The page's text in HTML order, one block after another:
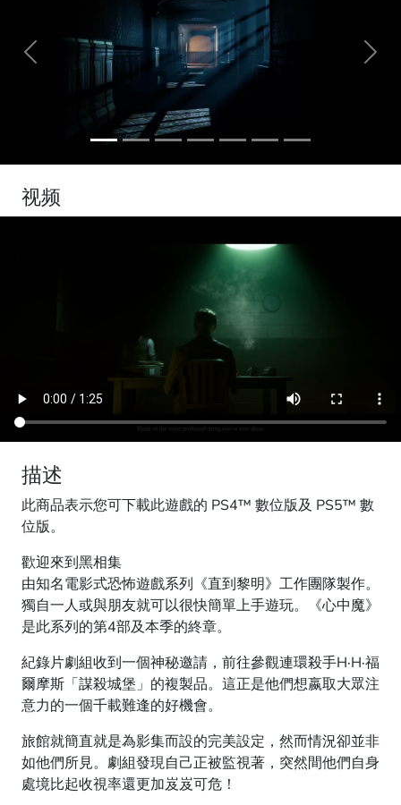
Previous Next
视频
描述
此商品表示您可下載此遊戲的 PS4™ 數位版及 PS5™ 數
位版。
歡迎來到黑相集
由知名電影式恐怖遊戲系列《直到黎明》工作團隊製作。
獨自一人或與朋友就可以很快簡單上手遊玩。《心中魔》
是此系列的第4部及本季的終章。
紀錄片劇組收到一個神秘邀請，前往參觀連環殺手H·H·福
爾摩斯「謀殺城堡」的複製品。這正是他們想嬴取大眾注
意力的一個千載難逢的好機會。
旅館就簡直就是為影集而設的完美設定，然而情況卻並非
如他們所見。劇組發現自己正被監視著，突然間他們自身
處境比起收視率還更加岌岌可危！